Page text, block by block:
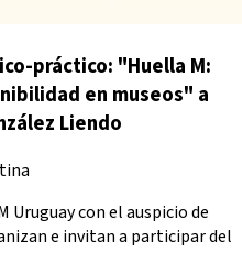
práctico: "Huella M:
en museos" a
Liendo
Uruguay con el auspicio de
e invitan a participar del